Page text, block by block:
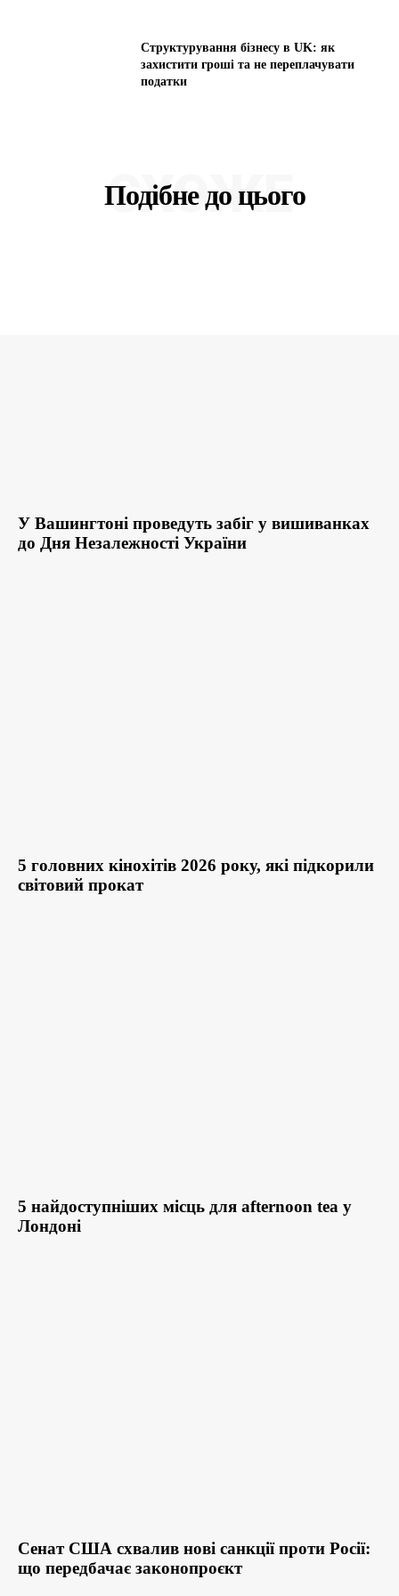
Структурування бізнесу в UK: як
захистити гроші та не переплачувати
податки
Подібне до цього
СХОЖЕ
У Вашингтоні проведуть забіг у вишиванках
до Дня Незалежності України
5 головних кінохітів 2026 року, які підкорили
світовий прокат
5 найдоступніших місць для afternoon tea у
Лондоні
Сенат США схвалив нові санкції проти Росії:
що передбачає законопроєкт